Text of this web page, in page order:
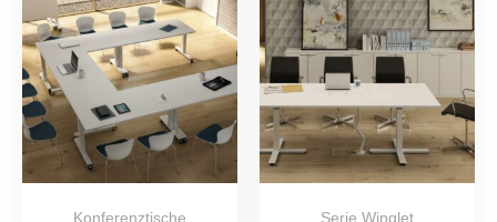
Konferenztische Serie Winglet